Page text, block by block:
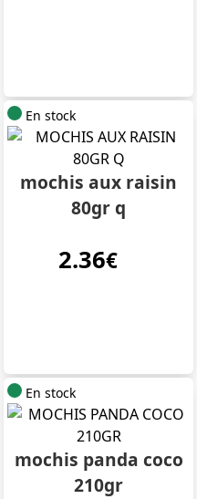
En stock
mochis aux raisin
80gr q
2.36€
En stock
mochis panda coco
210gr